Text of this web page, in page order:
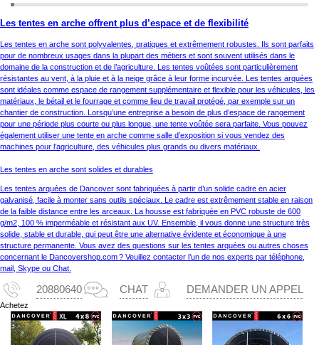
Les tentes en arche offrent plus d’espace et de flexibilité
Les tentes en arche sont polyvalentes, pratiques et extrêmement robustes. Ils sont parfaits
pour de nombreux usages dans la plupart des métiers et sont souvent utilisés dans le
domaine de la construction et de l’agriculture. Les tentes voûtées sont particulièrement
résistantes au vent, à la pluie et à la neige grâce à leur forme incurvée. Les tentes arquées
sont idéales comme espace de rangement supplémentaire et flexible pour les véhicules, les
matériaux, le bétail et le fourrage et comme lieu de travail protégé, par exemple sur un
chantier de construction. Lorsqu’une entreprise a besoin de plus d’espace de rangement
pour une période plus courte ou plus longue, une tente voûtée sera parfaite. Vous pouvez
également utiliser une tente en arche comme salle d’exposition si vous vendez des
machines pour l’agriculture, des véhicules plus grands ou divers matériaux.
Les tentes en arche sont solides et durables
Les tentes arquées de Dancover sont fabriquées à partir d’un solide cadre en acier
galvanisé, facile à monter sans outils spéciaux. Le cadre est extrêmement stable en raison
de la faible distance entre les arceaux. La housse est fabriquée en PVC robuste de 600
g/m2, 100 % imperméable et résistant aux UV. Ensemble, il vous donne une structure très
solide, stable et durable, qui peut être une alternative évidente et économique à une
structure permanente. Vous avez des questions sur les tentes arquées ou autres choses
concernant le Dancovershop.com ? Veuillez contacter l’un de nos experts par téléphone,
mail, Skype ou Chat.
20880640 CHAT DEMANDER UN APPEL
Achetez